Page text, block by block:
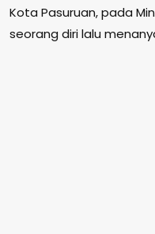
Kota Pasuruan, pada
seorang diri lalu